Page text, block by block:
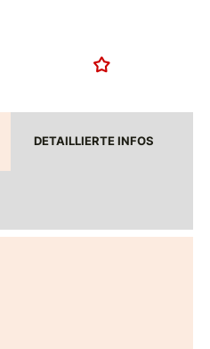
DETAILLIERTE INFOS